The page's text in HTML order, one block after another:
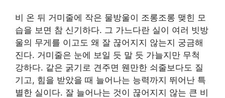
비 온 뒤 거미줄에 작은 물방울이 조롱조롱 맺힌 모
습을 보면 참 신기하다. 그 가느다란 실이 여러 빗방
울의 무게를 이고도 왜 잘 끊어지지 않는지 궁금해
진다. 거미줄은 눈에 보일 듯 말 듯 가늘지만 무척
강하다. 같은 굵기로 견주면 웬만한 쇠줄보다도 질
기고, 힘을 받았을 때 늘어나는 능력까지 뛰어난 특
별한 실이다. 잘 늘어나는 것이 끊어지지 않는 큰 비